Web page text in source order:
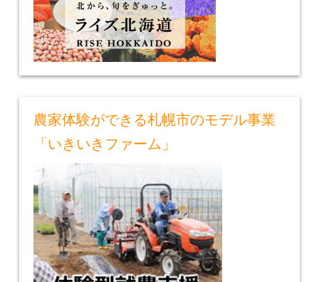
農家体験ができる札幌市のモデル事業
「いきいきファーム」